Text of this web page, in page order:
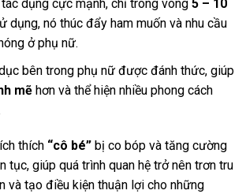
dụng cực mạnh, chỉ trong vòng 5 – 10
dụng, nó thúc đẩy ham muốn và nhu cầu
ở phụ nữ.
bên trong phụ nữ được đánh thức, giúp
mẽ hơn và thể hiện nhiều phong cách
thích “cô bé” bị co bóp và tăng cường
tục, giúp quá trình quan hệ trở nên trơn tru
và tạo điều kiện thuận lợi cho những